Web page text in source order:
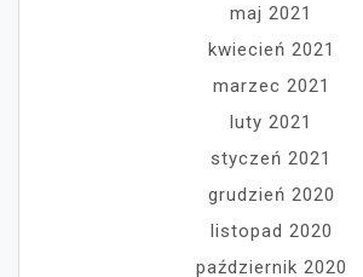
maj 2021
kwiecień 2021
marzec 2021
luty 2021
styczeń 2021
grudzień 2020
listopad 2020
październik 2020